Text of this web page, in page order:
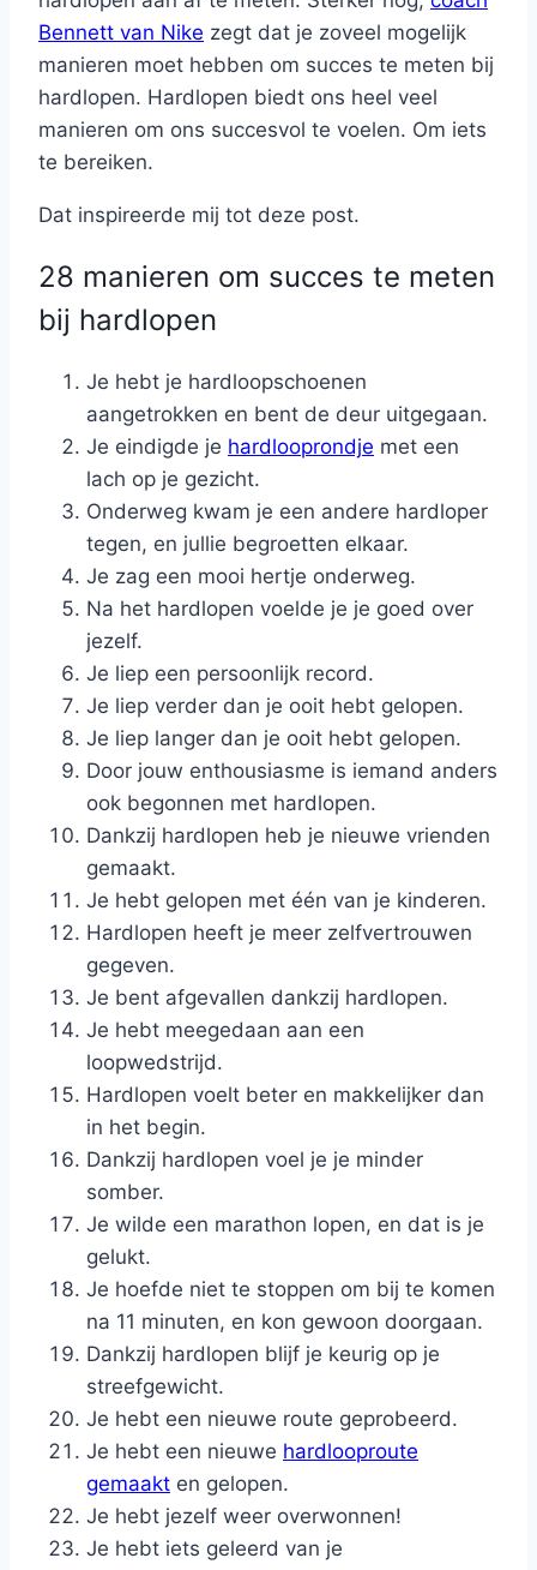
Bennett van Nike zegt dat je zoveel mogelijk
manieren moet hebben om succes te meten bij
hardlopen. Hardlopen biedt ons heel veel
manieren om ons succesvol te voelen. Om iets
te bereiken.
Dat inspireerde mij tot deze post.
28 manieren om succes te meten
bij hardlopen
Je hebt je hardloopschoenen
aangetrokken en bent de deur uitgegaan.
Je eindigde je hardlooprondje met een
lach op je gezicht.
Onderweg kwam je een andere hardloper
tegen, en jullie begroetten elkaar.
Je zag een mooi hertje onderweg.
Na het hardlopen voelde je je goed over
jezelf.
Je liep een persoonlijk record.
Je liep verder dan je ooit hebt gelopen.
Je liep langer dan je ooit hebt gelopen.
Door jouw enthousiasme is iemand anders
ook begonnen met hardlopen.
Dankzij hardlopen heb je nieuwe vrienden
gemaakt.
Je hebt gelopen met één van je kinderen.
Hardlopen heeft je meer zelfvertrouwen
gegeven.
Je bent afgevallen dankzij hardlopen.
Je hebt meegedaan aan een
loopwedstrijd.
Hardlopen voelt beter en makkelijker dan
in het begin.
Dankzij hardlopen voel je je minder
somber.
Je wilde een marathon lopen, en dat is je
gelukt.
Je hoefde niet te stoppen om bij te komen
na 11 minuten, en kon gewoon doorgaan.
Dankzij hardlopen blijf je keurig op je
streefgewicht.
Je hebt een nieuwe route geprobeerd.
Je hebt een nieuwe hardlooproute
gemaakt en gelopen.
Je hebt jezelf weer overwonnen!
Je hebt iets geleerd van je